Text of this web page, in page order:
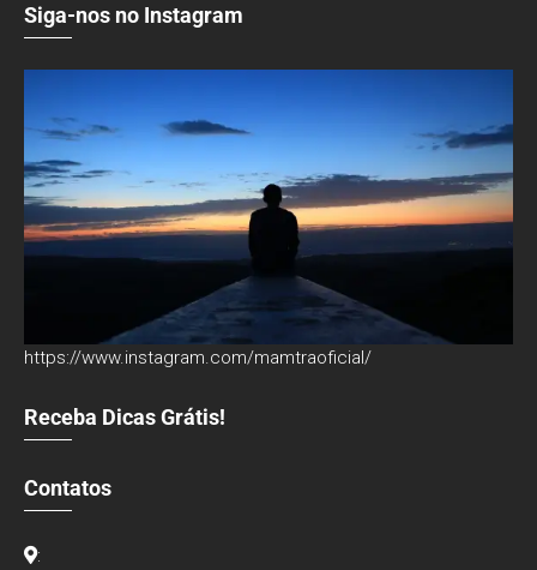
Siga-nos no Instagram
https://www.instagram.com/mamtraoficial/
Receba Dicas Grátis!
Contatos
: